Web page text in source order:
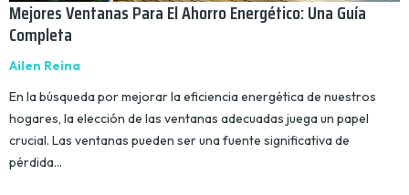
Mejores Ventanas Para El Ahorro Energético: Una Guía
Completa
Ailen Reina
En la búsqueda por mejorar la eficiencia energética de nuestros
hogares, la elección de las ventanas adecuadas juega un papel
crucial. Las ventanas pueden ser una fuente significativa de
pérdida…